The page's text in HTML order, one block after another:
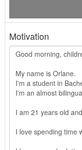
Motivation